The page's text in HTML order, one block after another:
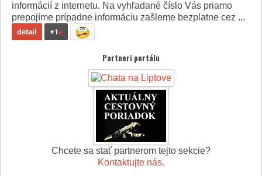
informácií z internetu. Na vyhľadané číslo Vás priamo
prepojíme prípadne informáciu zašleme bezplatne cez ...
detail +1e
Partneri portálu
Chcete sa stať partnerom tejto sekcie?
Kontaktujte nás.